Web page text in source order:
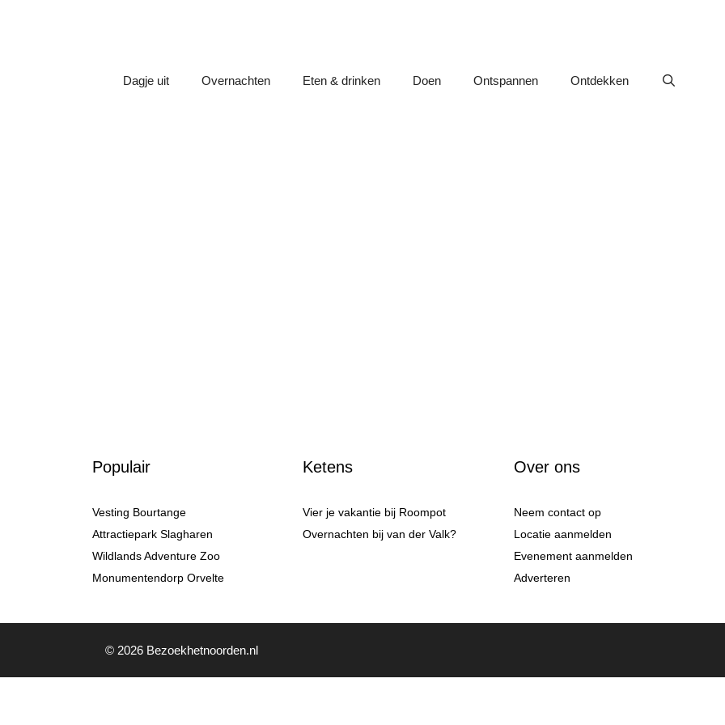
Dagje uit Overnachten Eten & drinken Doen Ontspannen Ontdekken
Populair
Vesting Bourtange
Attractiepark Slagharen
Wildlands Adventure Zoo
Monumentendorp Orvelte
Ketens
Vier je vakantie bij Roompot
Overnachten bij van der Valk?
Over ons
Neem contact op
Locatie aanmelden
Evenement aanmelden
Adverteren
© 2026 Bezoekhetnoorden.nl